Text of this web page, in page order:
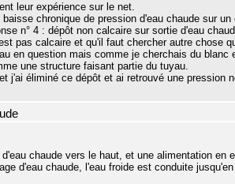
leur expérience sur le net.
chronique de pression d'eau chaude sur
n° 4 : dépôt non calcaire sur sortie d'eau
pas calcaire et qu'il faut chercher autre chose
en question mais comme je cherchais du blanc
une structure faisant partie du tuyau.
j'ai éliminé ce dépôt et ai retrouvé une pression
chaude vers le haut, et une alimentation en
d'eau chaude, l'eau froide est conduite